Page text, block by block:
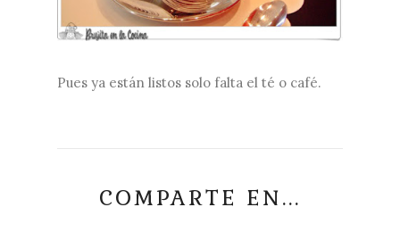
Pues ya están listos solo falta el té o café.
COMPARTE EN...